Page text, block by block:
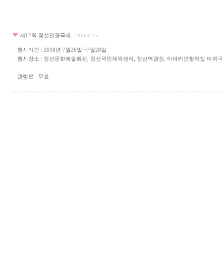
제12회 정선인형극제 2018/07/25
행사기간 : 2018년 7월26일 ~7월28일
행사장소 : 정선문화예술회관, 정선국민체육센터, 정선역광장, 아라리인형의집 야외
관람료 : 무료